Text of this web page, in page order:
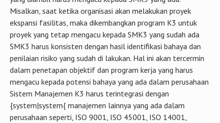
Misalkan, saat ketika organisasi akan melakukan proyek
ekspansi fasilitas, maka dikembangkan program K3 untuk
proyek yang tetap mengacu kepada SMK3 yang sudah ada
SMK3 harus konsisten dengan hasil identifikasi bahaya dan
penilaian risiko yang sudah di lakukan. Hal ini akan tercermin
dalam penetapan objektif dan program kerja yang harus
mengacu kepada potensi bahaya yang ada dalam perusahaan
Sistem Manajemen K3 harus terintegrasi dengan
{system|system{ manajemen lainnya yang ada dalam
perusahaan seperti, ISO 9001, ISO 45001, ISO 14001,